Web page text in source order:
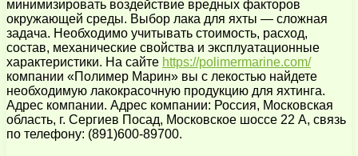
минимизировать воздействие вредных факторов
окружающей среды. Выбор лака для яхты — сложная
задача. Необходимо учитывать стоимость, расход,
состав, механические свойства и эксплуатационные
характеристики. На сайте https://polimermarine.com/
компании «Полимер Марин» вы с лекостью найдете
необходимую лакокрасочную продукцию для яхтинга.
Адрес компании. Адрес компании: Россия, Московская
область, г. Сергиев Посад, Московское шоссе 22 А, связь
по телефону: (891)600-89700.